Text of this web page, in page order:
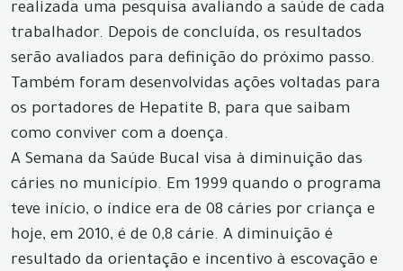
realizada uma pesquisa avaliando a saúde de cada
trabalhador. Depois de concluída, os resultados
serão avaliados para definição do próximo passo.
Também foram desenvolvidas ações voltadas para
os portadores de Hepatite B, para que saibam
como conviver com a doença.
A Semana da Saúde Bucal visa à diminuição das
cáries no município. Em 1999 quando o programa
teve início, o índice era de 08 cáries por criança e
hoje, em 2010, é de 0,8 cárie. A diminuição é
resultado da orientação e incentivo à escovação e